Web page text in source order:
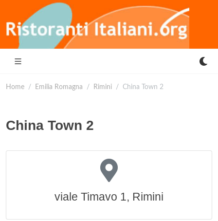
Home Emilia Romagna Rimini China Town 2
China Town 2
viale Timavo 1, Rimini